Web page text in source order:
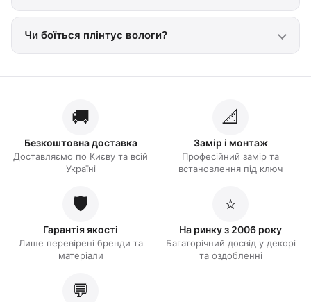
Чи боїться плінтус вологи?
🚚
Безкоштовна доставка
Доставляємо по Києву та всій
Україні
📐
Замір і монтаж
Професійний замір та
встановлення під ключ
🛡️
Гарантія якості
Лише перевірені бренди та
матеріали
⭐
На ринку з 2006 року
Багаторічний досвід у декорі
та оздобленні
💬